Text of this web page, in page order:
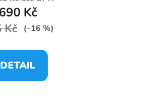
690 Kč
Kč (–16 %)
DETAIL